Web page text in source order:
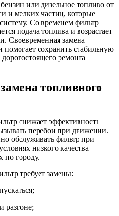
или дизельное топливо от
и мелких частиц, которые
Со временем фильтр
подача топлива и возрастает
Своевременная замена
сохранить стабильную
дорогостоящего ремонта
топливного
снижает эффективность
перебои при движении.
обслуживать фильтр при
низкого качества
по городу.
требует замены:
разгоне;